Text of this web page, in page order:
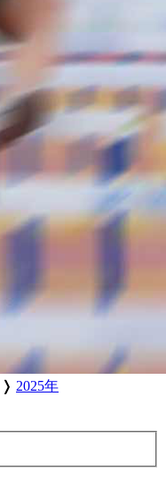
❭ 2025年